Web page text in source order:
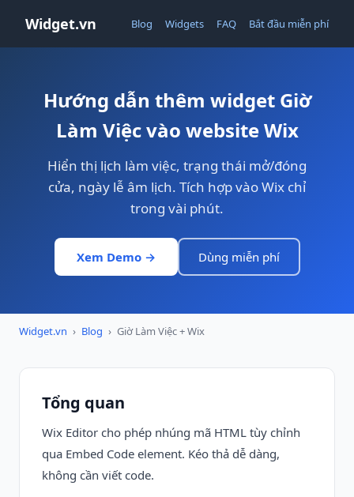
Widget.vn Blog Widgets FAQ Bắt đầu miễn phí
Hướng dẫn thêm widget Giờ
Làm Việc vào website Wix
Hiển thị lịch làm việc, trạng thái mở/đóng
cửa, ngày lễ âm lịch. Tích hợp vào Wix chỉ
trong vài phút.
Xem Demo → Dùng miễn phí
Widget.vn › Blog › Giờ Làm Việc + Wix
Tổng quan
Wix Editor cho phép nhúng mã HTML tùy chỉnh
qua Embed Code element. Kéo thả dễ dàng,
không cần viết code.